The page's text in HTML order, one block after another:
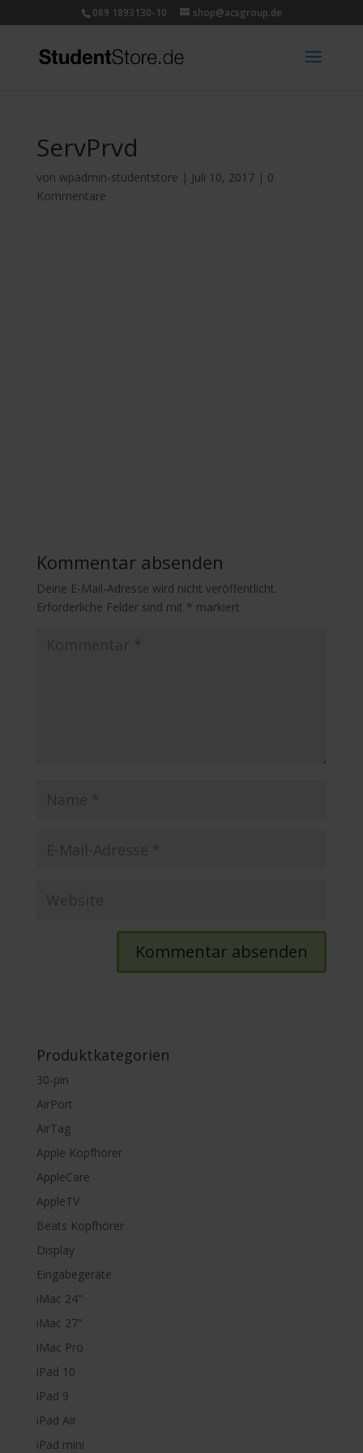
089 1893130-10 shop@acsgroup.de
ServPrvd
von wpadmin-studentstore | Juli 10, 2017| 0
Kommentare
Kommentar absenden
Deine E-Mail-Adresse wird nicht veröffentlicht.
Erforderliche Felder sind mit * markiert
Produktkategorien
30-pin
AirPort
AirTag
Apple Kopfhörer
AppleCare
AppleTV
Beats Kopfhörer
Display
Eingabegeräte
iMac 24"
iMac 27"
iMac Pro
iPad 10
iPad 9
iPad Air
iPad mini